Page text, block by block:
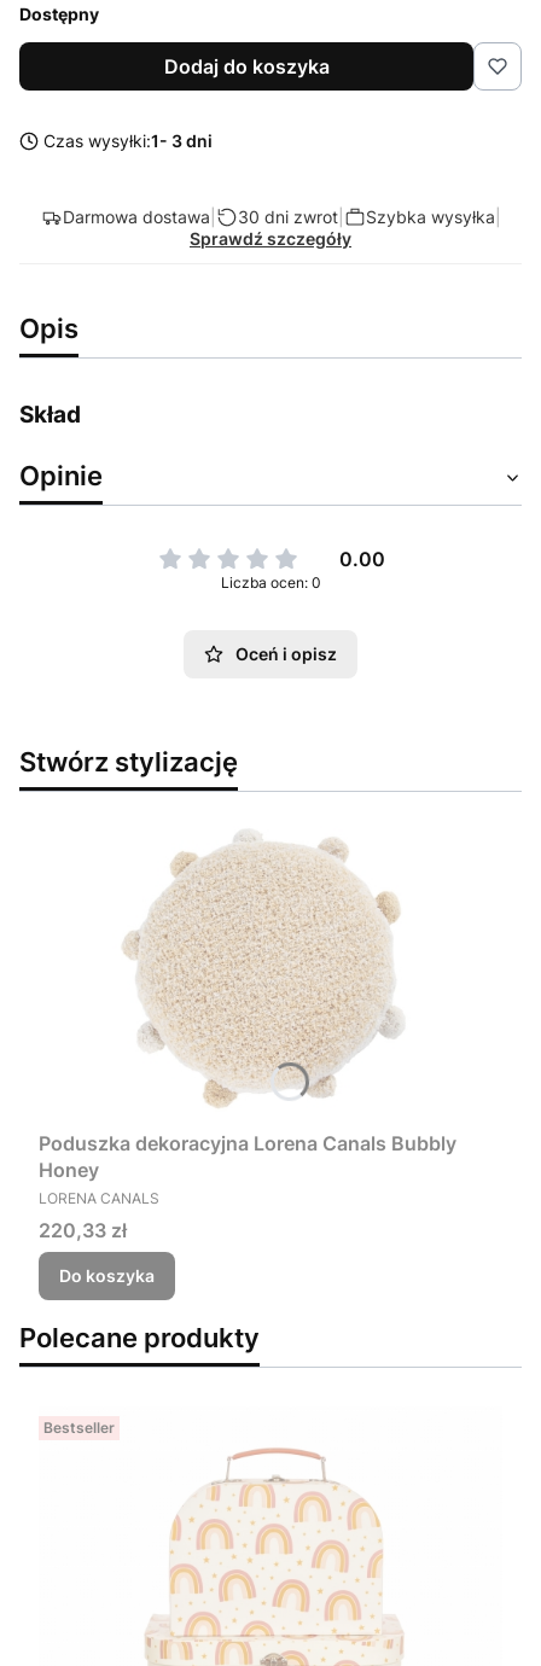
Dostępny
Dodaj do koszyka
Czas wysyłki:1- 3 dni
Darmowa dostawa 30 dni zwrot| Szybka wysyłka
Sprawdź szczegóły
Opis
Skład
Opinie
0.00
Liczba ocen: 0
Oceń i opisz
Stwórz stylizację
Poduszka dekoracyjna Lorena Canals Bubbly
Honey
PRODUCENT
LORENA CANALS
Cena
220,33 zł
Do koszyka
Polecane produkty
Bestseller